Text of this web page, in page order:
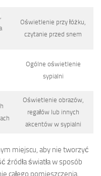
Oświetlenie przy łóżku,
czytanie przed snem
Ogólne oświetlenie
sypialni
Oświetlenie obrazów,
regałów lub innych
akcentów w sypialni
miejscu, aby nie tworzyć
źródła światła w sposób
całego pomieszczenia.